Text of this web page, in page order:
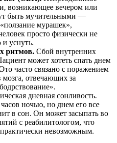
возникающее вечером или
быть мучительными —
мурашек»,
просто физически не
уснуть.
ритмов. Сбой внутренних
может хотеть спать днем
часто связано с поражением
мозга, отвечающих за
дневная сонливость.
ночью, но днем его все
в сон. Он может засыпать во
с реабилитологом, что
практически невозможным.